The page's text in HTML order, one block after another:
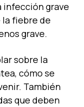
infección grave
la fiebre de
grave.
sobre la
cómo se
También
que deben